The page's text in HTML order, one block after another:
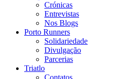
Crónicas
Entrevistas
Nos Blogs
Porto Runners
Solidariedade
Divulgação
Parcerias
Triatlo
Contatos